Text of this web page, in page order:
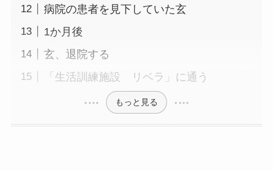
病院の患者を見下していた玄
1か月後
玄、退院する
「生活訓練施設 リベラ」に通う
もっと見る